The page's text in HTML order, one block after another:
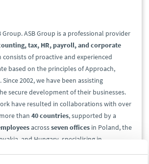
Group. ASB Group is a professional provider
tax, HR, payroll, and corporate
consists of proactive and experienced
based on the principles of Approach,
2002, we have been assisting
secure development of their businesses.
have resulted in collaborations with over
than 40countries, supported by a
acrossseven offices in Poland, the
and Hungary, specialising in